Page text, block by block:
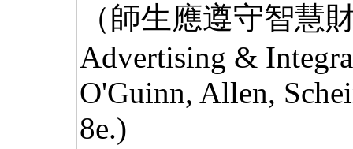
（師生應遵守智慧
Advertising &
O'Guinn, Allen,
8e.)